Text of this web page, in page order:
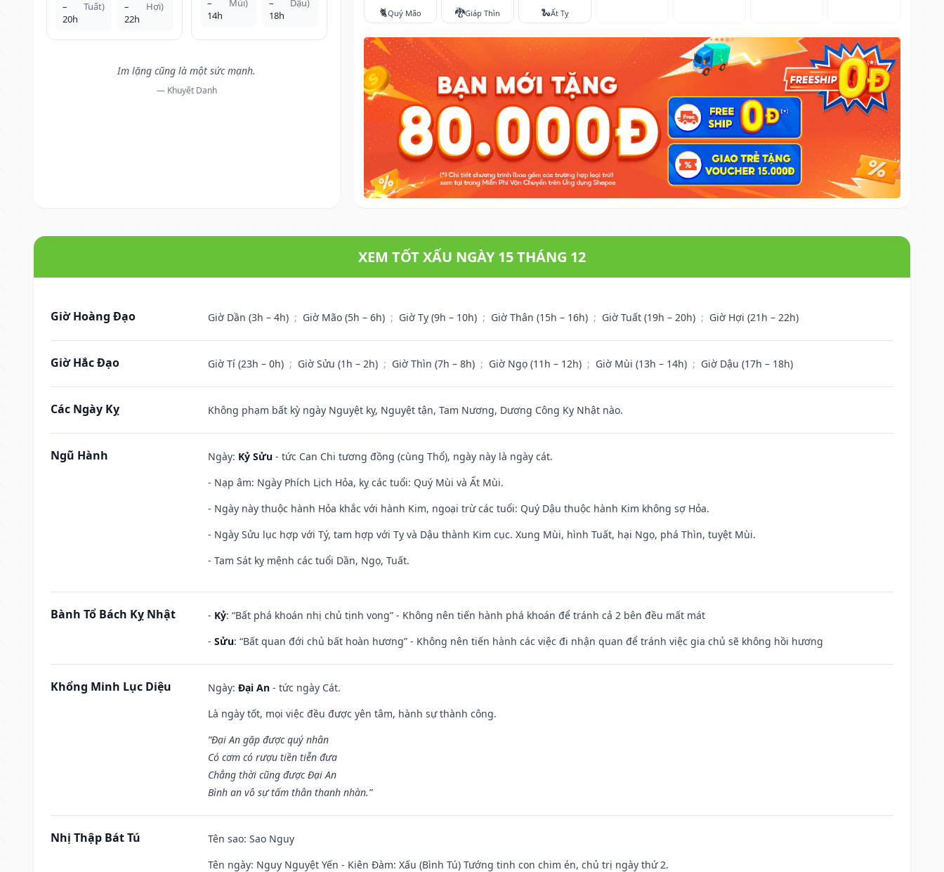
–
20h
Tuất)
–
22h
Hợi)
14h
18h
Im lặng cũng là một sức mạnh.
— Khuyết Danh
🐈Quý Mão 🐉Giáp Thìn 🐍Ất Tỵ
XEM TỐT XẤU NGÀY 15 THÁNG 12
Giờ Hoàng Đạo Giờ Dần (3h – 4h) ; Giờ Mão (5h – 6h) ; Giờ Tỵ (9h – 10h) ; Giờ Thân (15h – 16h) ; Giờ Tuất (19h – 20h) ; Giờ Hợi (21h – 22h)
Giờ Hắc Đạo Giờ Tí (23h – 0h) ; Giờ Sửu (1h – 2h) ; Giờ Thìn (7h – 8h) ; Giờ Ngọ (11h – 12h) ; Giờ Mùi (13h – 14h) ; Giờ Dậu (17h – 18h)
Các Ngày Kỵ Không phạm bất kỳ ngày Nguyệt kỵ, Nguyệt tận, Tam Nương, Dương Công Kỵ Nhật nào.
Ngũ Hành Ngày: Kỷ Sửu - tức Can Chi tương đồng (cùng Thổ), ngày này là ngày cát.
- Nạp âm: Ngày Phích Lịch Hỏa, kỵ các tuổi: Quý Mùi và Ất Mùi.
- Ngày này thuộc hành Hỏa khắc với hành Kim, ngoại trừ các tuổi: Quý Dậu thuộc hành Kim không sợ Hỏa.
- Ngày Sửu lục hợp với Tý, tam hợp với Tỵ và Dậu thành Kim cục. Xung Mùi, hình Tuất, hại Ngọ, phá Thìn, tuyệt Mùi.
- Tam Sát kỵ mệnh các tuổi Dần, Ngọ, Tuất.
Bành Tổ Bách Kỵ Nhật - Kỷ: “Bất phá khoán nhị chủ tịnh vong” - Không nên tiến hành phá khoán để tránh cả 2 bên đều mất mát
- Sửu: “Bất quan đới chủ bất hoàn hương” - Không nên tiến hành các việc đi nhận quan để tránh việc gia chủ sẽ không hồi hương
Khổng Minh Lục Diệu Ngày: Đại An - tức ngày Cát.
Là ngày tốt, mọi việc đều được yên tâm, hành sự thành công.
“Đại An gặp được quý nhân
Có cơm có rượu tiền tiễn đưa
Chẳng thời cũng được Đại An
Bình an vô sự tấm thân thanh nhàn.”
Nhị Thập Bát Tú Tên sao: Sao Nguy
Tên ngày: Nguy Nguyệt Yến - Kiên Đàm: Xấu (Bình Tú) Tướng tinh con chim én, chủ trị ngày thứ 2.